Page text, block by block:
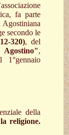
fa parte
Agostiniana
secondo le
320), del
,
1°gennaio
della
religione.